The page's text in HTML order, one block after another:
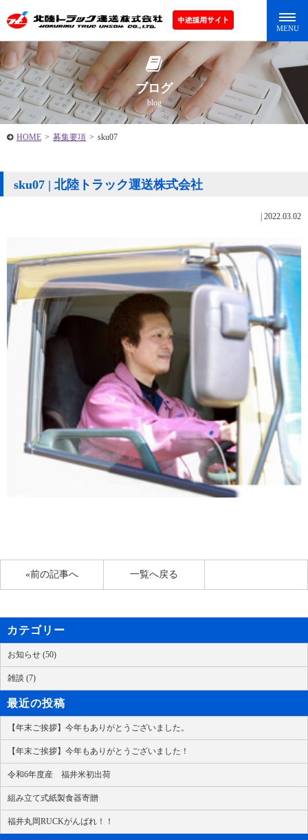
ブログ
blog
HOME > 募集要項 > sku07
sku07 | 北陸トラック運送株式会社
2022.03.02
«前の記事へ 一覧へ戻る
カテゴリー
お知らせ (50)
雑談 (7)
最近の投稿
【年末ご挨拶】今年もありがとうございました。
【年末ご挨拶】今年もありがとうございました！
令和6年度産 福井米初出荷
組み立て式紙製食器寄贈
福井丸岡RUCKがんばれ！！